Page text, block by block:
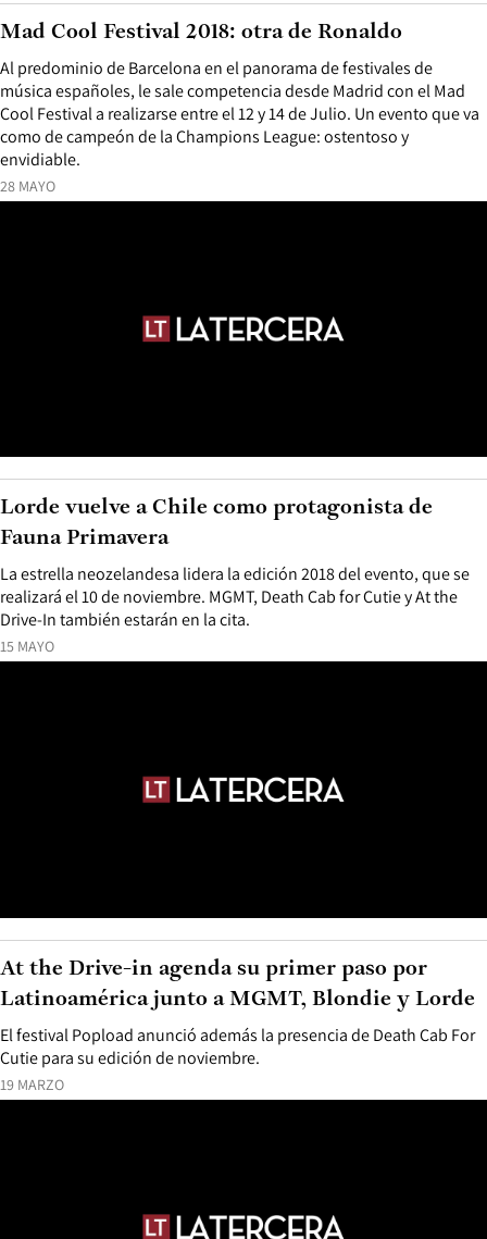
28 MAYO
Al predominio de Barcelona en el panorama de festivales de
música españoles, le sale competencia desde Madrid con el Mad
Cool Festival a realizarse entre el 12 y 14 de Julio. Un evento que va
como de campeón de la Champions League: ostentoso y
envidiable.
Mad Cool Festival 2018: otra de Ronaldo
15 MAYO
La estrella neozelandesa lidera la edición 2018 del evento, que se
realizará el 10 de noviembre. MGMT, Death Cab for Cutie y At the
Drive-In también estarán en la cita.
Lorde vuelve a Chile como protagonista de
Fauna Primavera
19 MARZO
El festival Popload anunció además la presencia de Death Cab For
Cutie para su edición de noviembre.
At the Drive-in agenda su primer paso por
Latinoamérica junto a MGMT, Blondie y Lorde